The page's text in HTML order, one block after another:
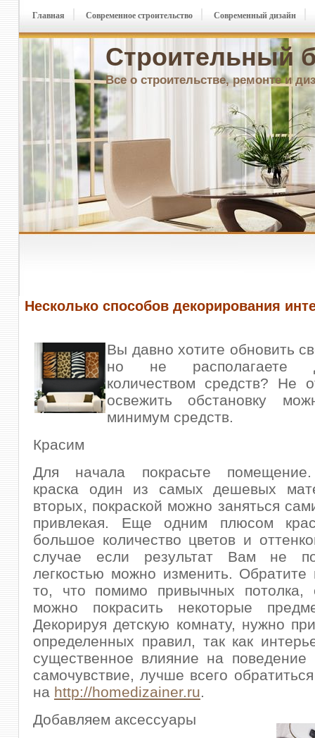
Строительный
Все о строительстве, ремонте и
Главная Современное строительство Современный дизайн
Несколько способов декорирования
Вы давно хотите обновить
но не располагаете
количеством средств? Не
освежить обстановку
минимум средств.
Красим
Для начала покрасьте
краска один из самых дешевых
вторых, покраской можно заняться
привлекая. Еще одним плюсом
большое количество цветов и
случае если результат Вам не
легкостью можно изменить.
то, что помимо привычных потолка,
можно покрасить некоторые
Декорируя детскую комнату, нужно
определенных правил, так как
существенное влияние на поведение
самочувствие, лучше всего
на http://homedizainer.ru.
Добавляем аксессуары